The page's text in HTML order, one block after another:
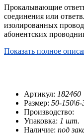
Прокалывающие
соединения или
изолированных
абонентских
Показать полное
Артикул: 182460
Размер: 50-150\6-
Производство:
Упаковка: 1 шт.
Наличие: под